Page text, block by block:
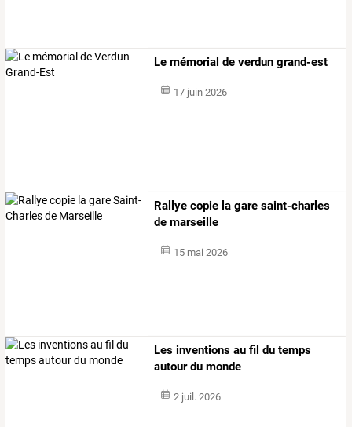
Le mémorial de verdun grand-est
17 juin 2026
Rallye copie la gare saint-charles
de marseille
15 mai 2026
Les inventions au fil du temps
autour du monde
2 juil. 2026